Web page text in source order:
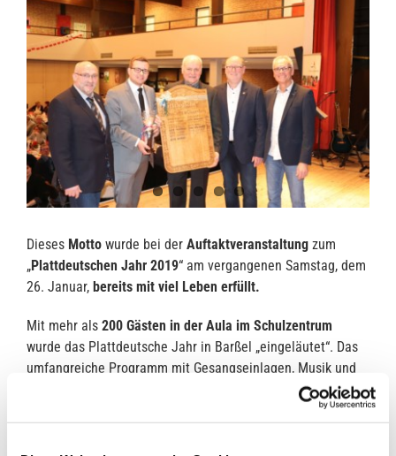
grösseres
Bild
Dieses Motto wurde bei der Auftaktveranstaltung zum
„Plattdeutschen Jahr 2019“ am vergangenen Samstag, dem
26. Januar, bereits mit viel Leben erfüllt.
Mit mehr als 200 Gästen in der Aula im Schulzentrum
wurde das Plattdeutsche Jahr in Barßel „eingeläutet“. Das
umfangreiche Programm mit Gesangseinlagen, Musik und
Festvorträgen war – wie nicht anders zu erwarten –